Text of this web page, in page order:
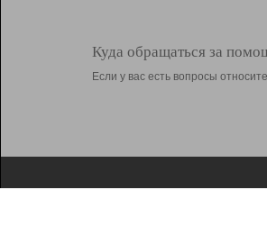
Куда обращаться за
Если у вас есть вопросы